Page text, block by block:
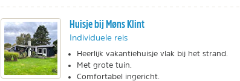
Huisje bij Møns Klint
Individuele reis
Heerlijk vakantiehuisje vlak bij het strand.
Met grote tuin.
Comfortabel ingericht.